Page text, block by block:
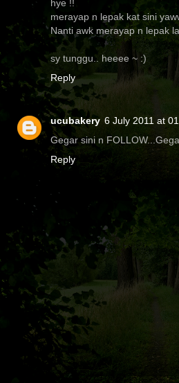
hye !!
merayap n lepak kat sini
Nanti awk merayap n lepak
sy tunggu.. heeee ~ :)
Reply
ucubakery 6 July 2011 at
Gegar sini n
Reply